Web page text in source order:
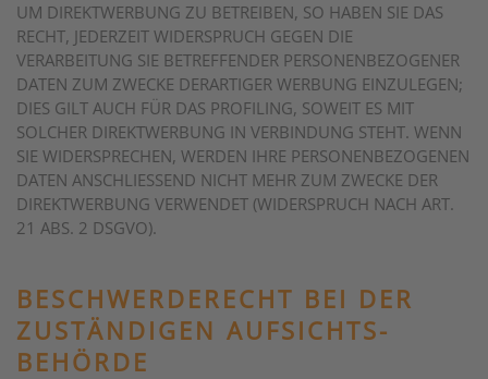
UM DIREKTWERBUNG ZU BETREIBEN, SO HABEN SIE DAS
RECHT, JEDERZEIT WIDERSPRUCH GEGEN DIE
VERARBEITUNG SIE BETREFFENDER PERSONENBEZOGENER
DATEN ZUM ZWECKE DERARTIGER WERBUNG EINZULEGEN;
DIES GILT AUCH FÜR DAS PROFILING, SOWEIT ES MIT
SOLCHER DIREKTWERBUNG IN VERBINDUNG STEHT. WENN
SIE WIDERSPRECHEN, WERDEN IHRE PERSONENBEZOGENEN
DATEN ANSCHLIESSEND NICHT MEHR ZUM ZWECKE DER
DIREKTWERBUNG VERWENDET (WIDERSPRUCH NACH ART.
21 ABS. 2 DSGVO).
BESCHWERDE­RECHT BEI DER
ZUSTÄNDIGEN AUFSICHTS­
BEHÖRDE